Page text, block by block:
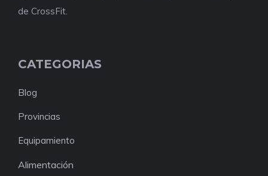
de CrossFit.
CATEGORIAS
Blog
Provincias
Equipamiento
Alimentación